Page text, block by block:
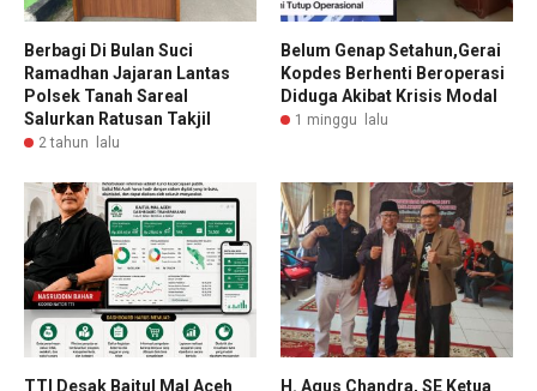
Berbagi Di Bulan Suci
Ramadhan Jajaran Lantas
Polsek Tanah Sareal
Salurkan Ratusan Takjil
2 tahun lalu
Belum Genap Setahun,Gerai
Kopdes Berhenti Beroperasi
Diduga Akibat Krisis Modal
1 minggu lalu
TTI Desak Baitul Mal Aceh
H. Agus Chandra, SE Ketua